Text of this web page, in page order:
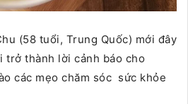
(58 tuổi, Trung Quốc) mới đây
trở thành lời cảnh báo cho
các mẹo chăm sóc sức khỏe